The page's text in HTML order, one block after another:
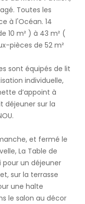
Toutes les
à l'Océan. 14
10 m² ) à 43 m² (
pièces de 52 m²
sont équipés de lit
individuelle,
d’appoint à
déjeuner sur la
et fermé le
La Table de
pour un déjeuner
sur la terrasse
une halte
le salon au décor